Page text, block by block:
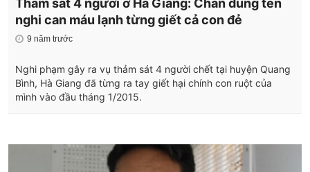
nghi can máu lạnh từng giết cả con đẻ
9 năm trước
Nghi phạm gây ra vụ thảm sát 4 người chết tại huyện Quang
Bình, Hà Giang đã từng ra tay giết hại chính con ruột của
mình vào đầu tháng 1/2015.